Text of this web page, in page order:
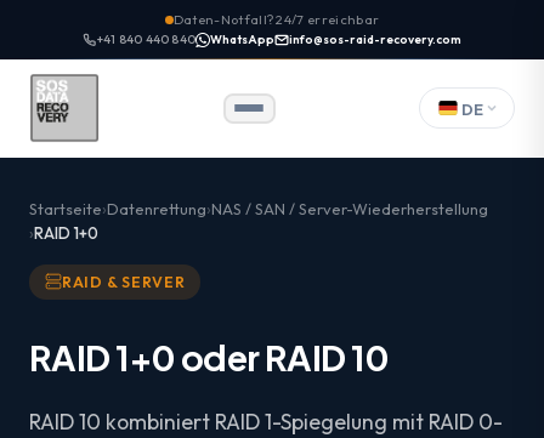
Daten-Notfall? 24/7 erreichbar
+41 840 440 840 WhatsApp info@sos-raid-recovery.com
DE
Startseite Datenrettung NAS / SAN / Server-Wiederherstellung
RAID 1+0
RAID & SERVER
RAID 1+0 oder RAID 10
RAID 10 kombiniert RAID 1-Spiegelung mit RAID 0-